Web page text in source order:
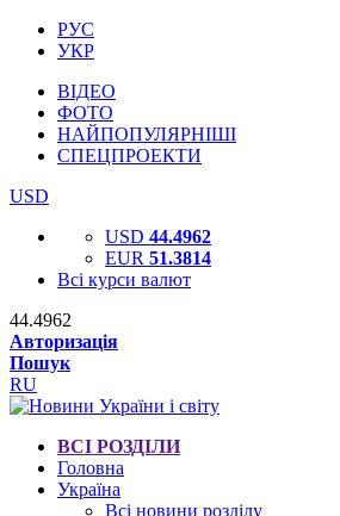
РУС
УКР
ВІДЕО
ФОТО
НАЙПОПУЛЯРНІШІ
СПЕЦПРОЕКТИ
USD
USD 44.4962
EUR 51.3814
Всі курси валют
44.4962
Авторизація
Пошук
RU
ВСІ РОЗДІЛИ
Головна
Україна
Всі новини розділу